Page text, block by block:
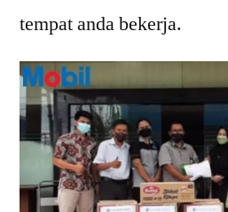
tempat anda bekerja.